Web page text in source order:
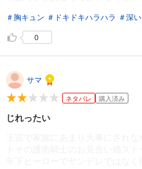
＃胸キュン ＃ドキドキハラハラ ＃深い
0
サマ
ネタバレ 購入済み
じれったい